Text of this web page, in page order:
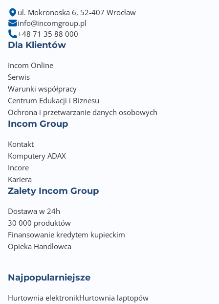
ul. Mokronoska 6, 52-407 Wrocław
info@incomgroup.pl
+48 71 35 88 000
Dla Klientów
Incom Online
Serwis
Warunki współpracy
Centrum Edukacji i Biznesu
Ochrona i przetwarzanie danych osobowych
Incom Group
Kontakt
Komputery ADAX
Incore
Kariera
Zalety Incom Group
Dostawa w 24h
30 000 produktów
Finansowanie kredytem kupieckim
Opieka Handlowca
Najpopularniejsze
Hurtownia elektronikHurtownia laptopów